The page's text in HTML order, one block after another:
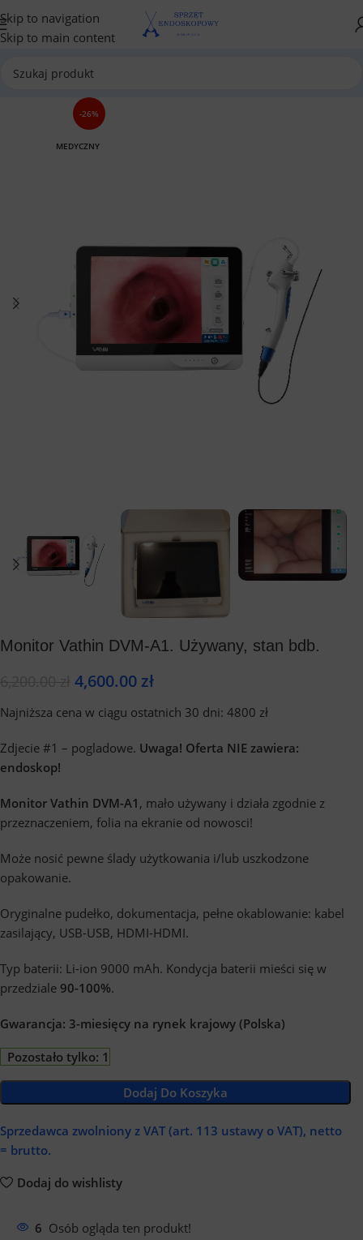
Skip to navigation
Skip to main content
-26%
MEDYCZNY
Monitor Vathin DVM-A1. Używany, stan bdb.
4,600.00 zł
Najniższa cena w ciągu ostatnich 30 dni: 4800 zł
Zdjecie #1 – pogladowe. Uwaga! Oferta NIE zawiera:
endoskop!
Monitor Vathin DVM-A1 , mało używany i działa zgodnie z
przeznaczeniem, folia na ekranie od nowosci!
Może nosić pewne ślady użytkowania i/lub uszkodzone
opakowanie.
Oryginalne pudełko, dokumentacja, pełne okablowanie: kabel
zasilający, USB-USB, HDMI-HDMI.
Typ baterii: Li-ion 9000 mAh. Kondycja baterii mieści się w
przedziale 90-100%.
Gwarancja: 3-miesięcy na rynek krajowy (Polska)
Pozostało tylko: 1
Dodaj Do Koszyka
Sprzedawca zwolniony z VAT (art. 113 ustawy o VAT), netto
= brutto.
Dodaj do wishlisty
6 Osób ogląda ten produkt!